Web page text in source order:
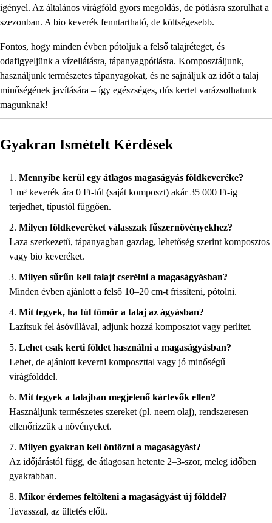
igényel. Az általános virágföld gyors megoldás, de pótlásra szorulhat a
szezonban. A bio keverék fenntartható, de költségesebb.
Fontos, hogy minden évben pótoljuk a felső talajréteget, és
odafigyeljünk a vízellátásra, tápanyagpótlásra. Komposztáljunk,
használjunk természetes tápanyagokat, és ne sajnáljuk az időt a talaj
minőségének javítására – így egészséges, dús kertet varázsolhatunk
magunknak!
Gyakran Ismételt Kérdések
Mennyibe kerül egy átlagos magaságyás földkeveréke?
1 m³ keverék ára 0 Ft-tól (saját komposzt) akár 35 000 Ft-ig
terjedhet, típustól függően.
Milyen földkeveréket válasszak fűszernövényekhez?
Laza szerkezetű, tápanyagban gazdag, lehetőség szerint komposztos
vagy bio keveréket.
Milyen sűrűn kell talajt cserélni a magaságyásban?
Minden évben ajánlott a felső 10–20 cm-t frissíteni, pótolni.
Mit tegyek, ha túl tömör a talaj az ágyásban?
Lazítsuk fel ásóvillával, adjunk hozzá komposztot vagy perlitet.
Lehet csak kerti földet használni a magaságyásban?
Lehet, de ajánlott keverni komposzttal vagy jó minőségű
virágfölddel.
Mit tegyek a talajban megjelenő kártevők ellen?
Használjunk természetes szereket (pl. neem olaj), rendszeresen
ellenőrizzük a növényeket.
Milyen gyakran kell öntözni a magaságyást?
Az időjárástól függ, de átlagosan hetente 2–3-szor, meleg időben
gyakrabban.
Mikor érdemes feltölteni a magaságyást új földdel?
Tavasszal, az ültetés előtt.